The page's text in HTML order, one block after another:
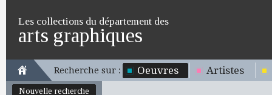
Les collections du département des
arts graphiques
Recherche sur : Oeuvres Artistes
Nouvelle recherche